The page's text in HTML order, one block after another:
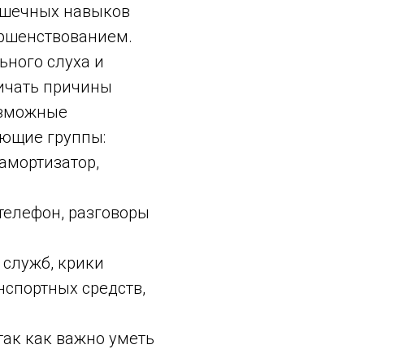
навыков
слуха и
причины
группы:
разговоры
крики
средств,
как важно уметь